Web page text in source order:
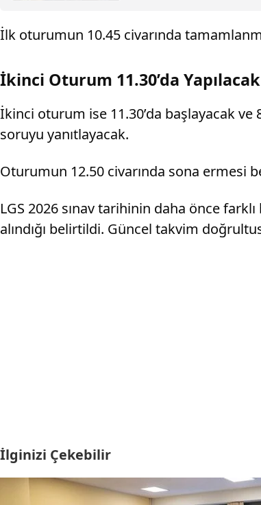
İlk oturumun 10.45 civarında
İkinci Oturum 11.30’da Yapılacak
İkinci oturum ise 11.30’da başlayacak
soruyu yanıtlayacak.
Oturumun 12.50 civarında sona ermesi
LGS 2026 sınav tarihinin daha önce
alındığı belirtildi. Güncel takvim
İlginizi Çekebilir